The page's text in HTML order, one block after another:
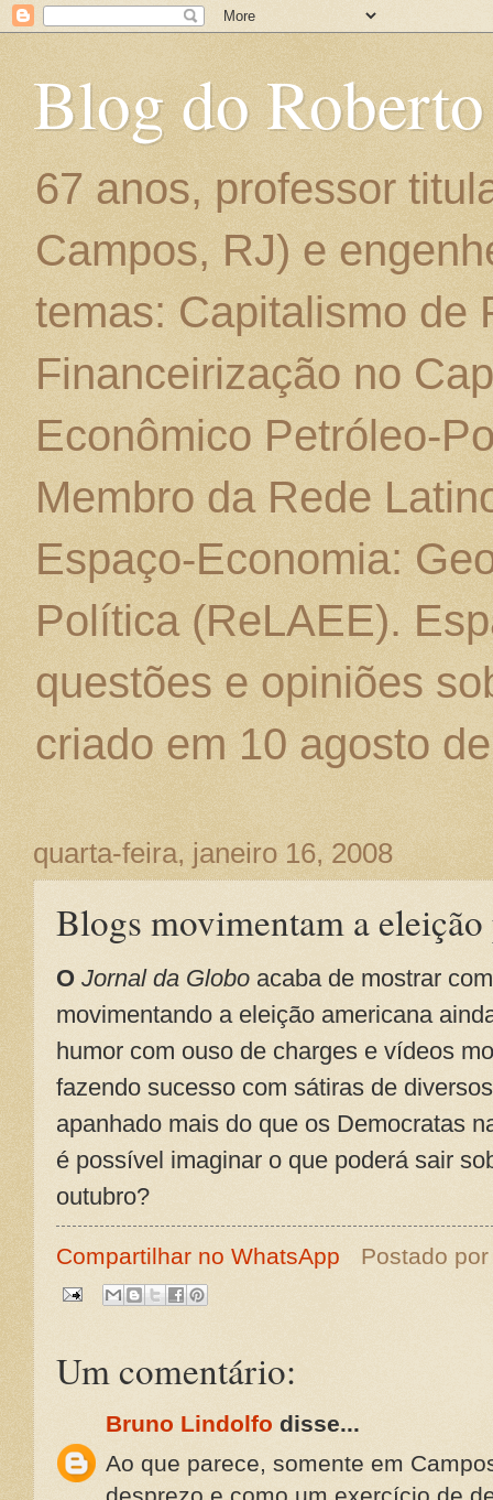
Blog do
67 anos, professor
Campos, RJ) e
temas: Capitalismo de
Financeirização no
Econômico Petróleo-
Membro da Rede
Espaço-Economia:
Política (ReLAEE).
questões e opiniões
criado em 10 agosto
quarta-feira, janeiro 16, 2008
Blogs movimentam a
O Jornal da Globo acaba de mostrar
movimentando a eleição americana
humor com ouso de charges e vídeos
fazendo sucesso com sátiras de
apanhado mais do que os Democratas
é possível imaginar o que poderá sair
outubro?
Compartilhar no WhatsApp Postado
Um comentário:
Bruno Lindolfo disse...
Ao que parece, somente em
desprezo e como um exercício de